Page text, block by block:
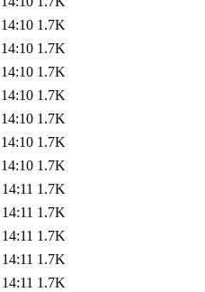
1.7K
1.7K
1.7K
1.7K
1.7K
1.7K
1.7K
1.7K
1.7K
1.7K
1.7K
1.7K